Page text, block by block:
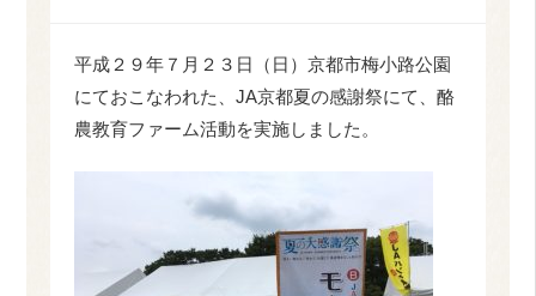
平成２９年７月２３日（日）京都市梅小路公園
にておこなわれた、JA京都夏の感謝祭にて、酪
農教育ファーム活動を実施しました。